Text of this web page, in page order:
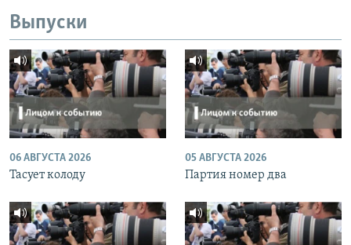
Выпуски
06 АВГУСТА 2026
Тасует колоду
05 АВГУСТА 2026
Партия номер два